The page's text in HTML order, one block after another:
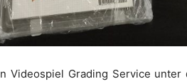
Videospiel Grading Service